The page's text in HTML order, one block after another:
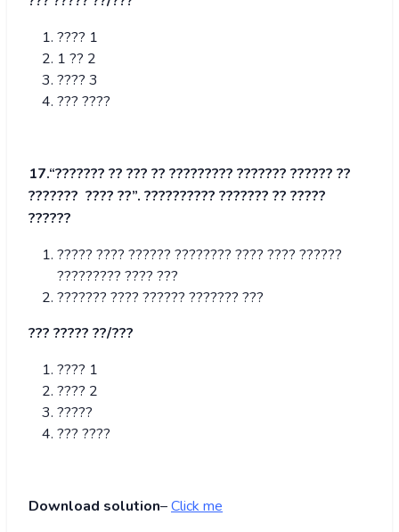
???? 1
1 ?? 2
???? 3
??? ????
17.“??????? ?? ??? ?? ????????? ??????? ?????? ??
??????? ???? ??”. ?????????? ??????? ?? ?????
??????
????? ???? ?????? ???????? ???? ???? ??????
????????? ???? ???
??????? ???? ?????? ??????? ???
??? ????? ??/???
???? 1
???? 2
?????
??? ????
Download solution–Click me